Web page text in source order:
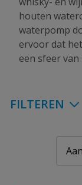
houten
waterpomp
ervoor dat
een sfeer
FILTEREN